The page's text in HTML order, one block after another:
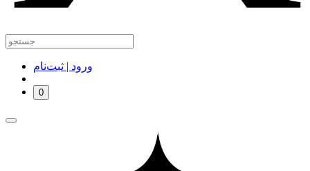
ورود | ثبت‌نام
0